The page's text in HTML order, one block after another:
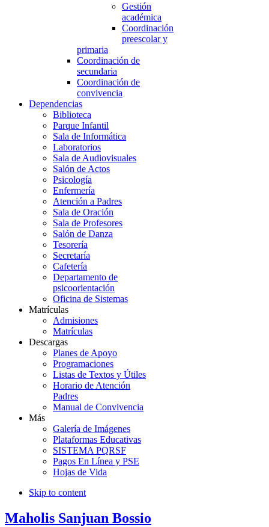
Gestión
académica
Coordinación
preescolar y
primaria
Coordinación de
secundaria
Coordinación de
convivencia
Dependencias
Biblioteca
Parque Infantil
Sala de Informática
Laboratorios
Sala de Audiovisuales
Salón de Actos
Psicología
Enfermería
Atención a Padres
Sala de Oración
Sala de Profesores
Salón de Danza
Tesorería
Secretaría
Cafetería
Departamento de
psicoorientación
Oficina de Sistemas
Matrículas
Admisiones
Matrículas
Descargas
Planes de Apoyo
Programaciones
Listas de Textos y Útiles
Horario de Atención
Padres
Manual de Convivencia
Más
Galería de Imágenes
Plataformas Educativas
SISTEMA PQRSF
Pagos En Línea y PSE
Hojas de Vida
Skip to content
Maholis Sanjuan Bossio